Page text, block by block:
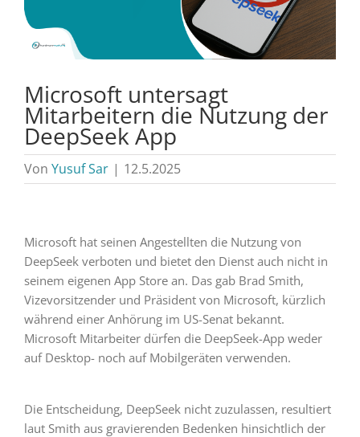
Microsoft untersagt
Mitarbeitern die Nutzung der
DeepSeek App
Von Yusuf Sar | 12.5.2025
Microsoft hat seinen Angestellten die Nutzung von
DeepSeek verboten und bietet den Dienst auch nicht in
seinem eigenen App Store an. Das gab Brad Smith,
Vizevorsitzender und Präsident von Microsoft, kürzlich
während einer Anhörung im US-Senat bekannt.
Microsoft Mitarbeiter dürfen die DeepSeek-App weder
auf Desktop- noch auf Mobilgeräten verwenden.
Die Entscheidung, DeepSeek nicht zuzulassen, resultiert
laut Smith aus gravierenden Bedenken hinsichtlich der